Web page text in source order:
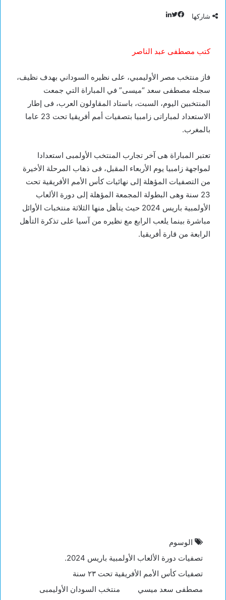
شاركها فيسبوك
تويتر
لينكدإن
كتب مصطفى عبد الناصر
فاز منتخب مصر الأوليمبي، على نظيره السوداني بهدف نظيف،
سجله مصطفى سعد “ميسى” في المباراة التي جمعت
المنتخبين اليوم، السبت، باستاد المقاولون العرب، فى إطار
الاستعداد لمباراتى زامبيا بتصفيات أمم أفريقيا تحت 23 عاما
بالمغرب.
تعتبر المباراة هى آخر تجارب المنتخب الأولمبى استعدادا
لمواجهة زامبيا يوم الأربعاء المقبل، فى ذهاب المرحلة الأخيرة
من التصفيات المؤهلة إلى نهائيات كأس الأمم الأفريقية تحت
23 سنة وهى البطولة المجمعة المؤهلة إلى دورة الألعاب
الأولمبية باريس 2024 حيث يتأهل منها الثلاثة منتخبات الأوائل
مباشرة بينما يلعب الرابع مع نظيره من آسيا على تذكرة التأهل
الرابعة من قارة أفريقيا.
الوسوم
تصفيات دورة الألعاب الأولمبية باريس 2024.
تصفيات كأس الأمم الأفريقية تحت ٢٣ سنة
مصطفى سعد ميسي
منتخب السودان الأوليمبى